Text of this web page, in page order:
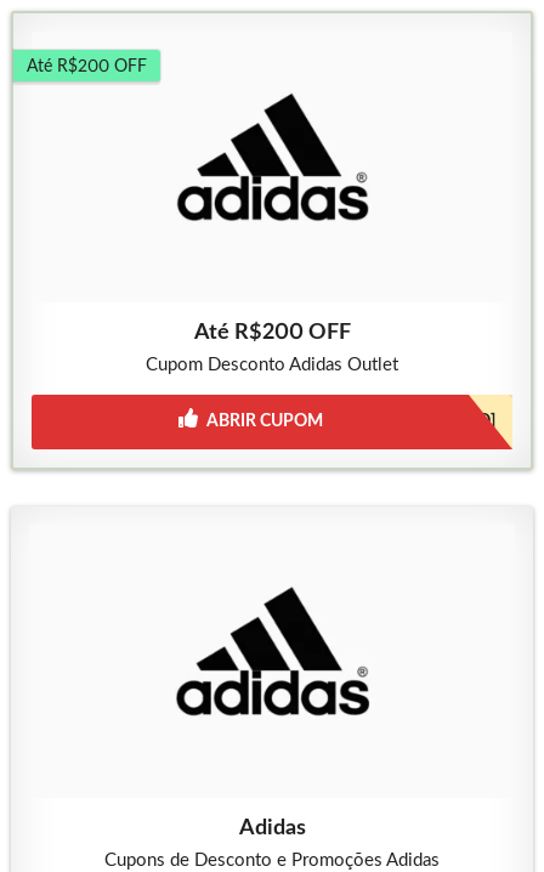
Até R$200 OFF
Até R$200 OFF
Cupom Desconto Adidas Outlet
[JÁ INCLUSO]
ABRIR CUPOM
Adidas
Cupons de Desconto e Promoções Adidas